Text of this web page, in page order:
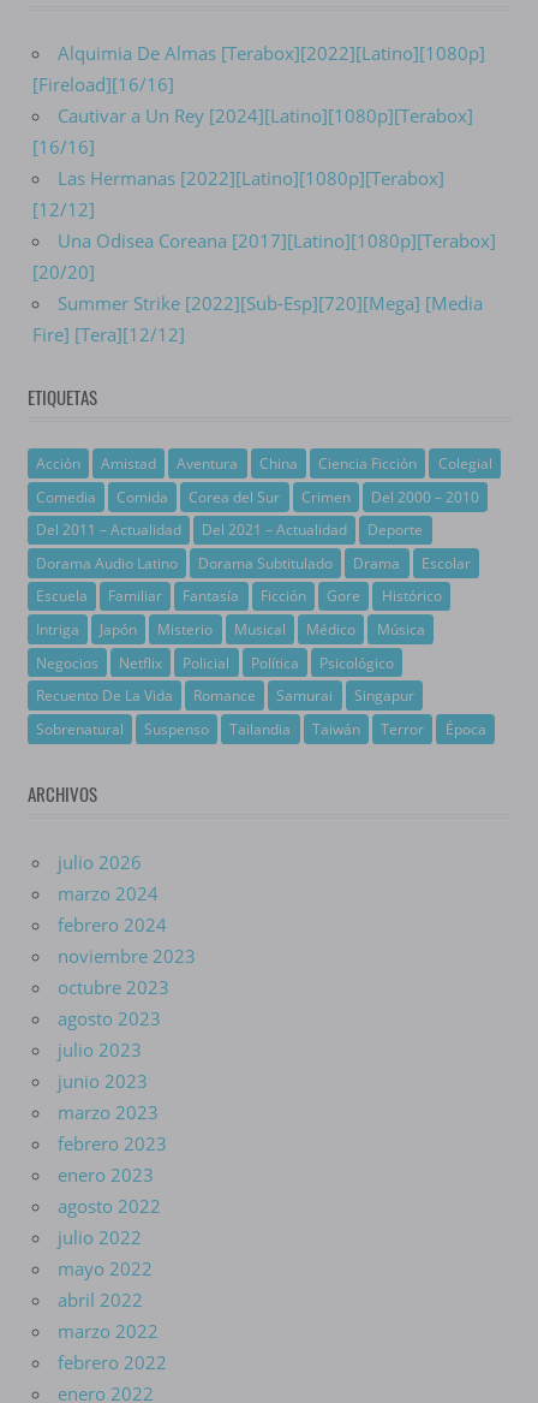
Alquimia De Almas [Terabox][2022][Latino][1080p]
[Fireload][16/16]
Cautivar a Un Rey [2024][Latino][1080p][Terabox]
[16/16]
Las Hermanas [2022][Latino][1080p][Terabox]
[12/12]
Una Odisea Coreana [2017][Latino][1080p][Terabox]
[20/20]
Summer Strike [2022][Sub-Esp][720][Mega] [Media
Fire] [Tera][12/12]
ETIQUETAS
Acción Amistad Aventura China Ciencia Ficción
Colegial
Comedia
Comida Corea del Sur Crimen
Del 2000 – 2010
Del 2011 – Actualidad
Del 2021 – Actualidad
Deporte
Dorama Audio Latino
Dorama Subtitulado Drama
Escolar
Escuela
Familiar Fantasía Ficción Gore
Histórico
Intriga
Japón Misterio Musical Médico
Música
Negocios
Netflix Policial Política
Psicológico
Recuento De La Vida
Romance Samurai
Singapur
Sobrenatural
Suspenso Tailandia Taiwán Terror Época
ARCHIVOS
julio 2026
marzo 2024
febrero 2024
noviembre 2023
octubre 2023
agosto 2023
julio 2023
junio 2023
marzo 2023
febrero 2023
enero 2023
agosto 2022
julio 2022
mayo 2022
abril 2022
marzo 2022
febrero 2022
enero 2022